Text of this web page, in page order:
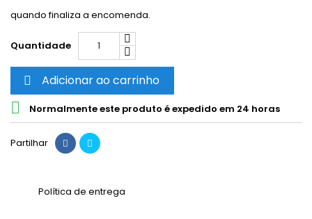
quando finaliza a encomenda.
Quantidade
 Adicionar ao carrinho
 Normalmente este produto é expedido em 24 horas
Partilhar
Política de entrega